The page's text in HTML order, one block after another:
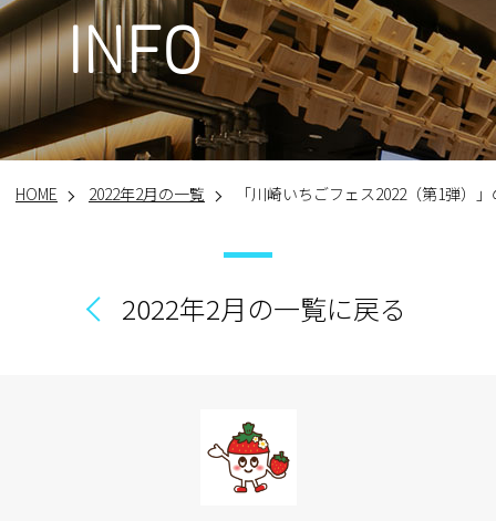
INFO
HOME 2022年2月の一覧 「川崎いちごフェス2022（第1弾）
2022年2月の一覧に戻る